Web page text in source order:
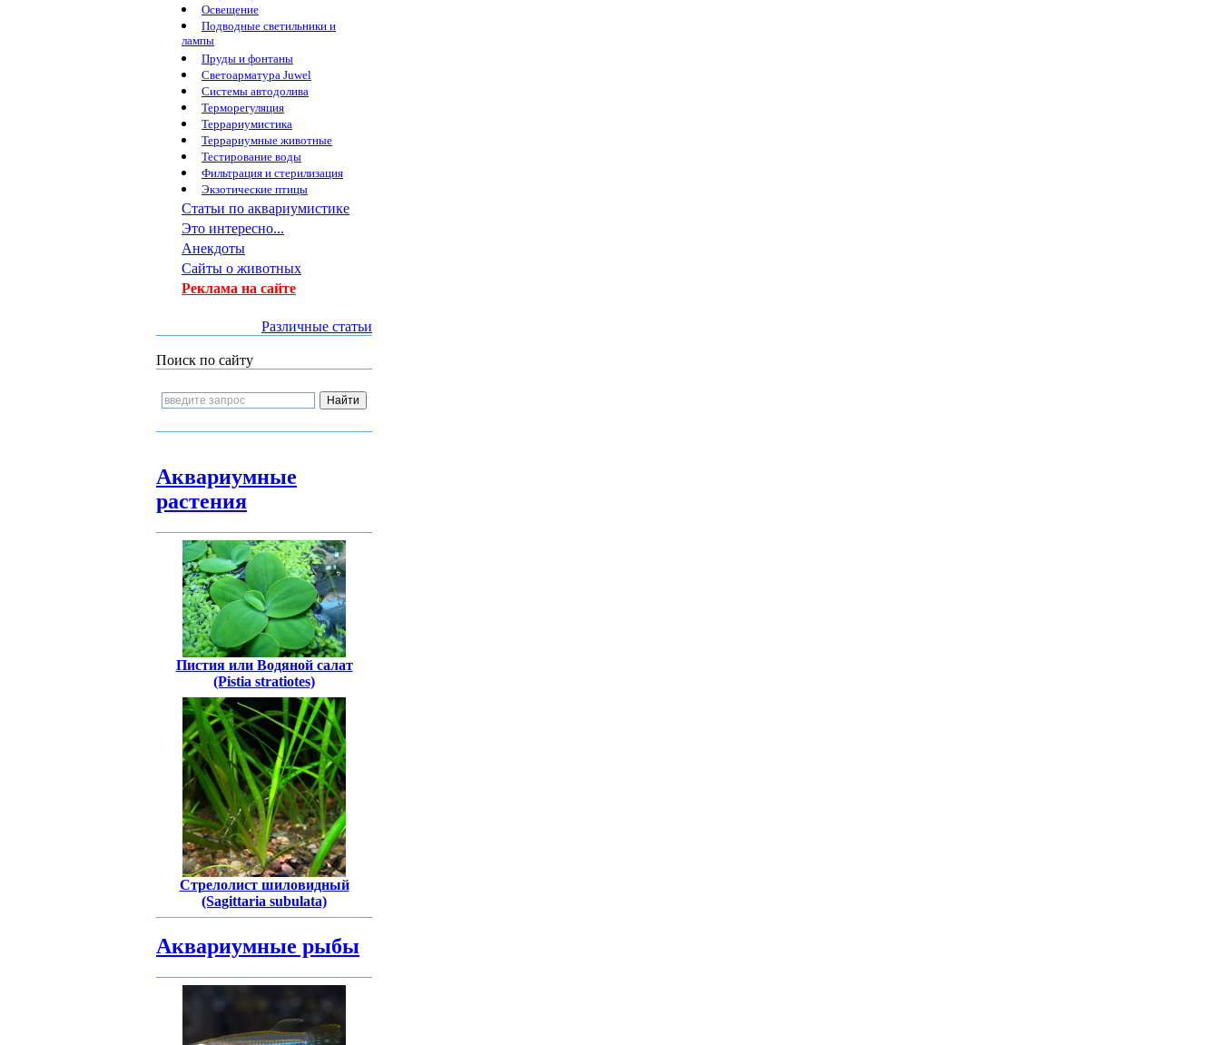
Освещение
Подводные светильники и
лампы
Пруды и фонтаны
Светоарматура Juwel
Системы автодолива
Терморегуляция
Террариумистика
Террариумные животные
Тестирование воды
Фильтрация и стерилизация
Экзотические птицы
Статьи по аквариумистике
Это интересно...
Анекдоты
Сайты о животных
Реклама на сайте
Различные статьи
Поиск по сайту
Аквариумные
растения
Пистия или Водяной салат
(Pistia stratiotes)
Стрелолист шиловидный
(Sagittaria subulata)
Аквариумные рыбы